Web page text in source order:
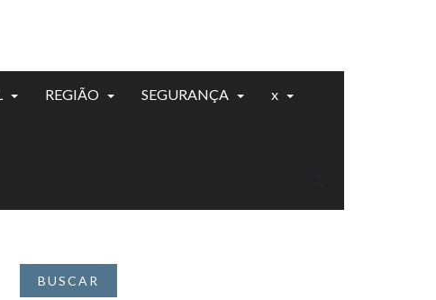
REGIÃO SEGURANÇA x
BUSCAR